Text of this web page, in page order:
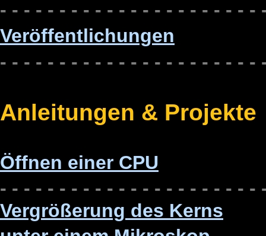
- - - - - - - - - - - - - - - - - - - - - -
Veröffentlichungen
- - - - - - - - - - - - - - - - - - - - - -
Anleitungen & Projekte
Öffnen einer CPU
- - - - - - - - - - - - - - - - - - - - - -
Vergrößerung des Kerns